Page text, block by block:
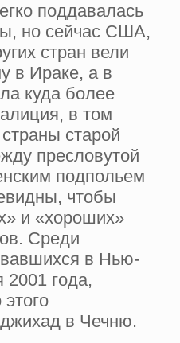
поддавалась
но сейчас США,
стран вели
в Ираке, а в
куда более
в том
старой
пресловутой
подпольем
чтобы
и «хороших»
Среди
в Нью-
2001 года,
в Чечню.